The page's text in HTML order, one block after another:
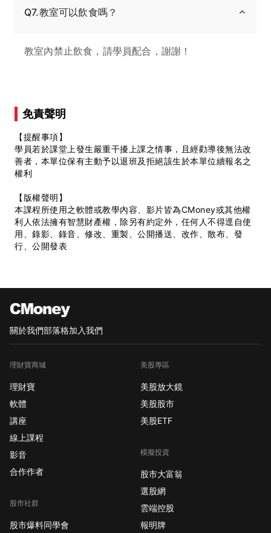
Q7.教室可以飲食嗎？
教室內禁止飲食，請學員配合，謝謝！
免責聲明
【提醒事項】
學員若於課堂上發生嚴重干擾上課之情事，且經勸導後無法改
善者，本單位保有主動予以退班及拒絕該生於本單位續報名之
權利
【版權聲明】
本課程所使用之軟體或教學內容、影片皆為CMoney或其他權
利人依法擁有智慧財產權，除另有約定外，任何人不得逕自使
用、錄影、錄音、修改、重製、公開播送、改作、散布、發
行、公開發表
關於我們部落格加入我們
理財寶商城
理財寶
軟體
講座
線上課程
影音
合作作者
股市社群
股市爆料同學會
美股專區
美股放大鏡
美股股市
美股ETF
模擬投資
股市大富翁
選股網
雲端控股
報明牌